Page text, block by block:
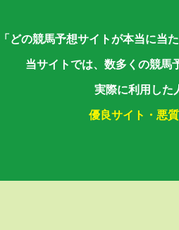
「どの競馬予想サイトが本当に当
当サイトでは、数多くの競馬
実際に利用した
優良サイト・悪